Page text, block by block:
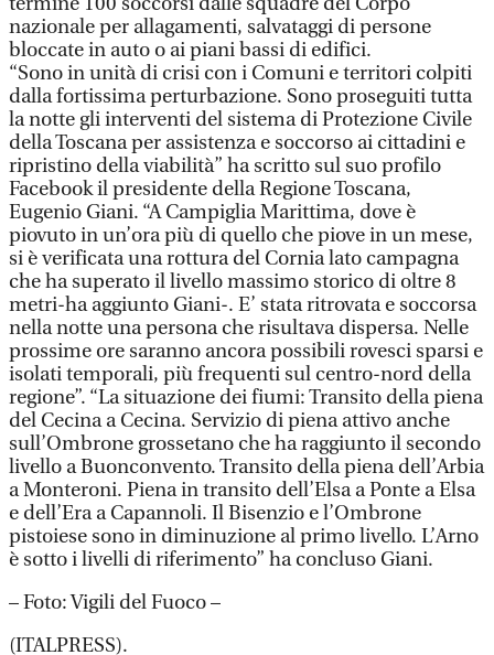
nazionale per allagamenti, salvataggi di persone
bloccate in auto o ai piani bassi di edifici.
“Sono in unità di crisi con i Comuni e territori colpiti
dalla fortissima perturbazione. Sono proseguiti tutta
la notte gli interventi del sistema di Protezione Civile
della Toscana per assistenza e soccorso ai cittadini e
ripristino della viabilità” ha scritto sul suo profilo
Facebook il presidente della Regione Toscana,
Eugenio Giani. “A Campiglia Marittima, dove è
piovuto in un’ora più di quello che piove in un mese,
si è verificata una rottura del Cornia lato campagna
che ha superato il livello massimo storico di oltre 8
metri-ha aggiunto Giani-. E’ stata ritrovata e soccorsa
nella notte una persona che risultava dispersa. Nelle
prossime ore saranno ancora possibili rovesci sparsi e
isolati temporali, più frequenti sul centro-nord della
regione”. “La situazione dei fiumi: Transito della piena
del Cecina a Cecina. Servizio di piena attivo anche
sull’Ombrone grossetano che ha raggiunto il secondo
livello a Buonconvento. Transito della piena dell’Arbia
a Monteroni. Piena in transito dell’Elsa a Ponte a Elsa
e dell’Era a Capannoli. Il Bisenzio e l’Ombrone
pistoiese sono in diminuzione al primo livello. L’Arno
è sotto i livelli di riferimento” ha concluso Giani.
– Foto: Vigili del Fuoco –
(ITALPRESS).